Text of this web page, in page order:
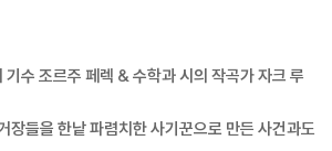
수 조르주 페렉 & 수학과 시의 작곡가 자크 루
장들을 한낱 파렴치한 사기꾼으로 만든 사건과도